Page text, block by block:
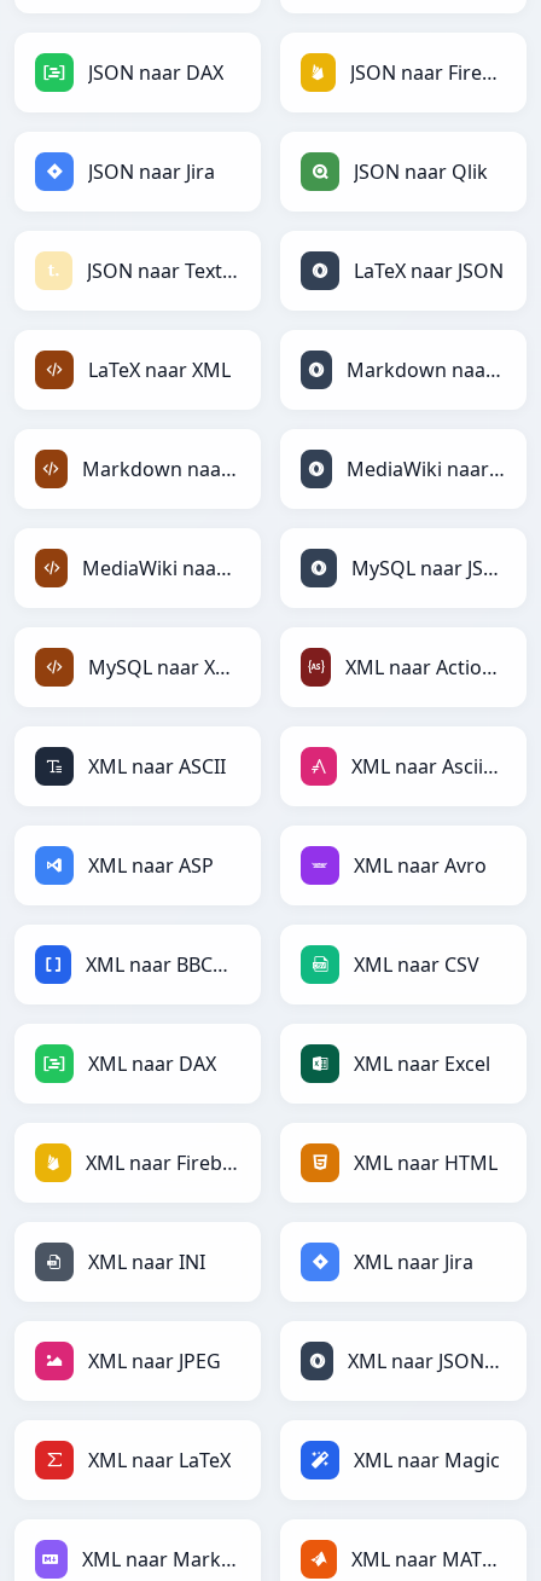
JSON naar DAX JSON naar Firebase
JSON naar Jira JSON naar Qlik
JSON naar Textile LaTeX naar JSON
LaTeX naar XML Markdown naar JSON
Markdown naar XML MediaWiki naar JSON
MediaWiki naar XML MySQL naar JSON
MySQL naar XML XML naar ActionScript
XML naar ASCII XML naar AsciiDoc
XML naar ASP XML naar Avro
XML naar BBCode XML naar CSV
XML naar DAX XML naar Excel
XML naar Firebase XML naar HTML
XML naar INI XML naar Jira
XML naar JPEG XML naar JSONLines
XML naar LaTeX XML naar Magic
XML naar Markdown XML naar MATLAB